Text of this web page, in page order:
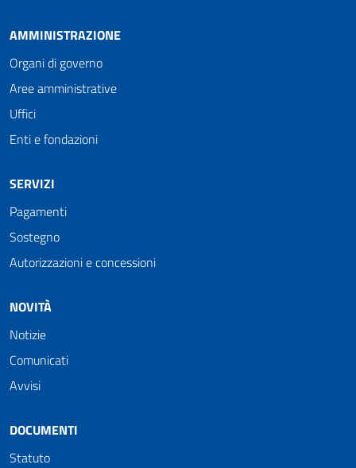
AMMINISTRAZIONE
Organi di governo
Aree amministrative
Uffici
Enti e fondazioni
SERVIZI
Pagamenti
Sostegno
Autorizzazioni e concessioni
NOVITÀ
Notizie
Comunicati
Avvisi
DOCUMENTI
Statuto